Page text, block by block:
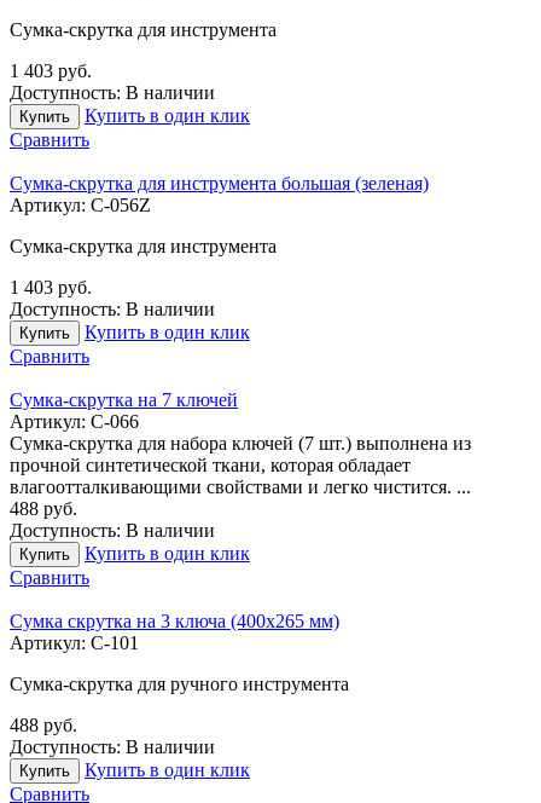
Сумка-скрутка для инструмента
1 403 руб.
Доступность: В наличии
Купить
Купить в один клик
Сравнить
Сумка-скрутка для инструмента большая (зеленая)
Артикул: С-056Z
Сумка-скрутка для инструмента
1 403 руб.
Доступность: В наличии
Купить
Купить в один клик
Сравнить
Сумка-скрутка на 7 ключей
Артикул: С-066
Сумка-скрутка для набора ключей (7 шт.) выполнена из
прочной синтетической ткани, которая обладает
влагоотталкивающими свойствами и легко чистится. ...
488 руб.
Доступность: В наличии
Купить
Купить в один клик
Сравнить
Сумка скрутка на 3 ключа (400х265 мм)
Артикул: С-101
Сумка-скрутка для ручного инструмента
488 руб.
Доступность: В наличии
Купить
Купить в один клик
Сравнить